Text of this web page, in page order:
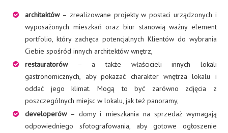
architektów– zrealizowane projekty w postaci urządzonych i
wyposażonych mieszkań oraz biur stanowią ważny element
portfolio, który zachęca potencjalnych Klientów do wybrania
Ciebie spośród innych architektów wnętrz,
restauratorów– a także właścicieli innych lokali
gastronomicznych, aby pokazać charakter wnętrza lokalu i
oddać jego klimat. Mogą to być zarówno zdjęcia z
poszczególnych miejsc w lokalu, jak też panoramy,
developerów– domy i mieszkania na sprzedaż wymagają
odpowiedniego sfotografowania, aby gotowe ogłoszenie